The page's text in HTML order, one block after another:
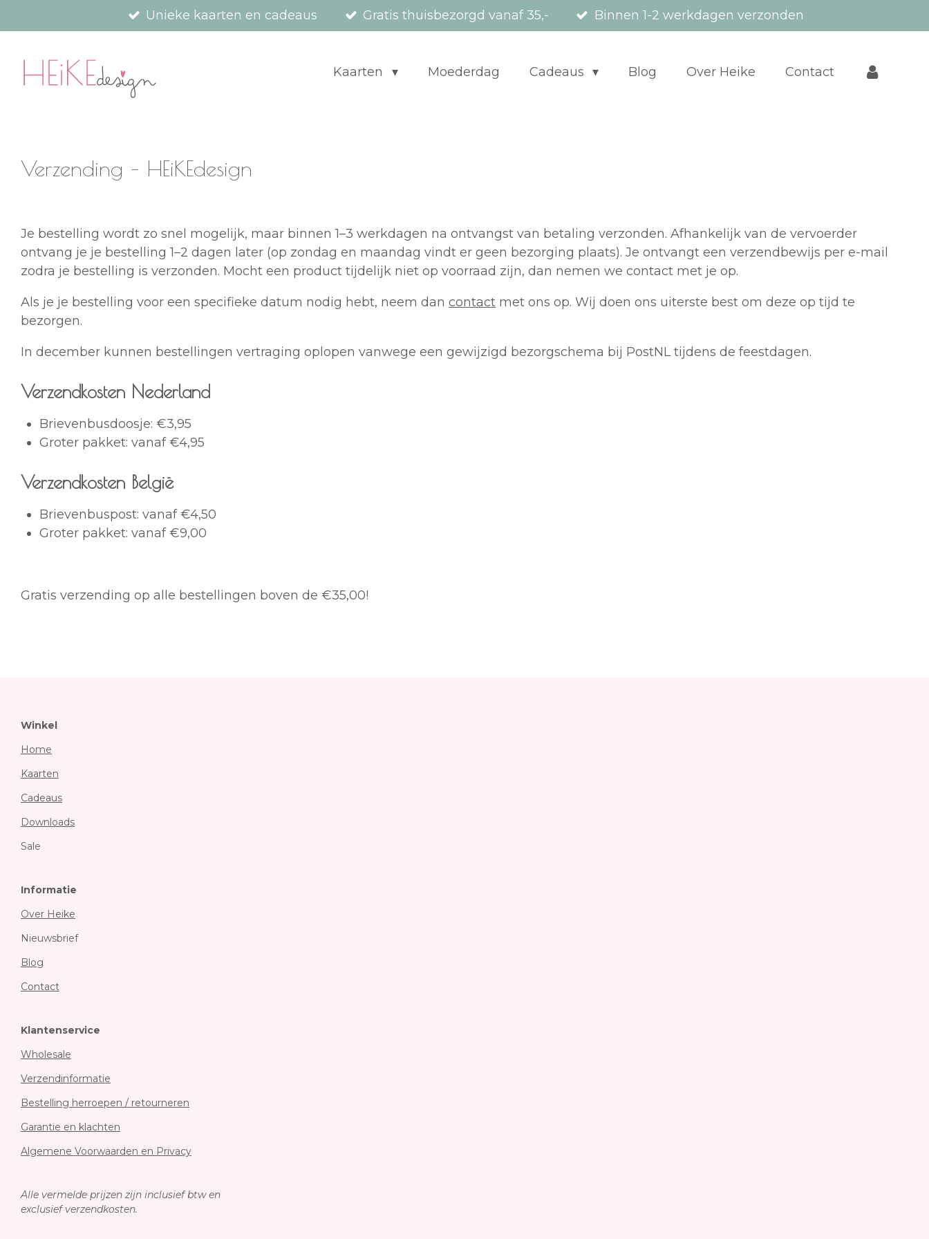
direct
hoofdinhoud
Unieke kaarten en cadeaus Gratis thuisbezorgd vanaf 35,- Binnen 1-2 werkdagen verzonden
Kaarten Moederdag Cadeaus Blog Over Heike Contact
Verzending – HEiKEdesign
Je bestelling wordt zo snel mogelijk, maar binnen 1–3 werkdagen na ontvangst van betaling verzonden. Afhankelijk van de vervoerder
ontvang je je bestelling 1–2 dagen later (op zondag en maandag vindt er geen bezorging plaats). Je ontvangt een verzendbewijs per e-mail
zodra je bestelling is verzonden. Mocht een product tijdelijk niet op voorraad zijn, dan nemen we contact met je op.
Als je je bestelling voor een specifieke datum nodig hebt, neem dan contact met ons op. Wij doen ons uiterste best om deze op tijd te
bezorgen.
In december kunnen bestellingen vertraging oplopen vanwege een gewijzigd bezorgschema bij PostNL tijdens de feestdagen.
Verzendkosten Nederland
Brievenbusdoosje: €3,95
Groter pakket: vanaf €4,95
Verzendkosten België
Brievenbuspost: vanaf €4,50
Groter pakket: vanaf €9,00
Gratis verzending op alle bestellingen boven de €35,00!
Winkel
Home
Kaarten
Cadeaus
Downloads
Sale
Informatie
Over Heike
Nieuwsbrief
Blog
Contact
Klantenservice
Wholesale
Verzendinformatie
Bestelling herroepen / retourneren
Garantie en klachten
Algemene Voorwaarden en Privacy
Alle vermelde prijzen zijn inclusief btw en
exclusief verzendkosten.